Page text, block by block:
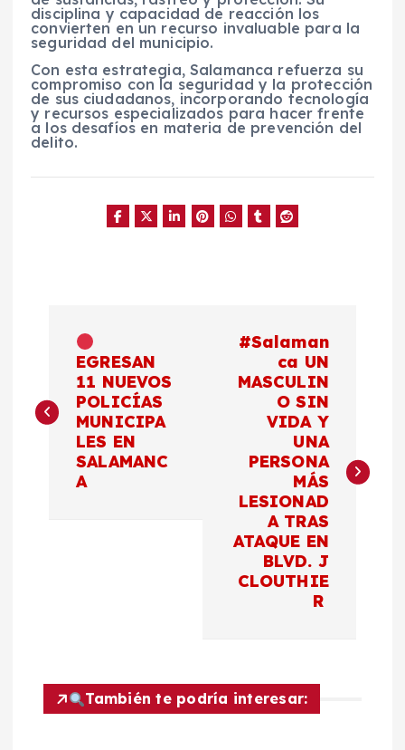
disciplina y capacidad de reacción los
convierten en un recurso invaluable para la
seguridad del municipio.
Con esta estrategia, Salamanca refuerza su
compromiso con la seguridad y la protección
de sus ciudadanos, incorporando tecnología
y recursos especializados para hacer frente
a los desafíos en materia de prevención del
delito.
v
ó
n
EGRESAN
11 NUEVOS
POLICÍAS
MUNICIPA
LES EN
SALAMANC
A
#Salaman
ca UN
MASCULIN
O SIN
VIDA Y
UNA
PERSONA
MÁS
LESIONAD
A TRAS
ATAQUE EN
BLVD. J
CLOUTHIE
R
También te podría interesar: